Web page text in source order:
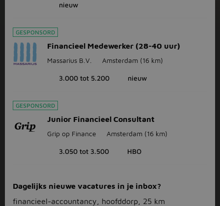
nieuw
GESPONSORD
Financieel Medewerker (28-40 uur)
Massarius B.V. Amsterdam (16 km)
3.000 tot 5.200 nieuw
GESPONSORD
Junior Financieel Consultant
Grip op Finance Amsterdam (16 km)
3.050 tot 3.500 HBO
Dagelijks nieuwe vacatures in je inbox?
financieel-accountancy, hoofddorp, 25 km